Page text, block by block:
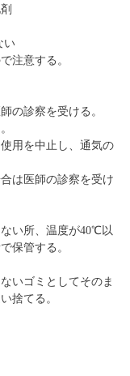
い
注意する。
の診察を受ける。
用を中止し、通気の
は医師の診察を受け
い所、温度が40℃以
保管する。
いゴミとしてそのま
捨てる。